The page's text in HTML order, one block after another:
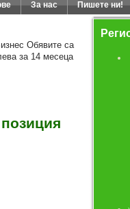
За нас Пишете ни!
Обявите са
за 14 месеца